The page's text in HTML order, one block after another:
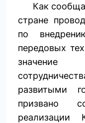
Как
стране
по
передовых
значение
развитыми
призвано
реализации